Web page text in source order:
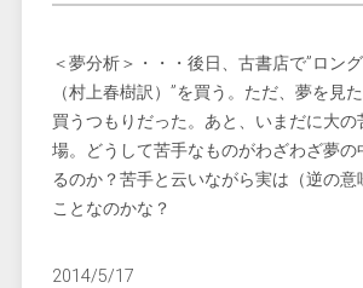
＜夢分析＞・・・後日、古書店で”ロン
（村上春樹訳）”を買う。ただ、夢を見
買うつもりだった。あと、いまだに大の
場。どうして苦手なものがわざわざ夢の
るのか？苦手と云いながら実は（逆の意
ことなのかな？
2014/5/17